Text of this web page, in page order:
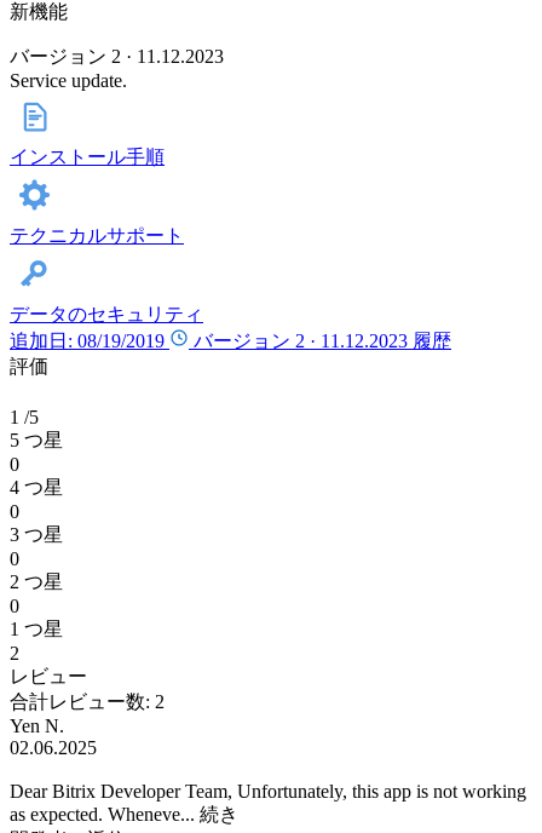
新機能
バージョン 2 · 11.12.2023
Service update.
インストール手順
テクニカルサポート
データのセキュリティ
追加日: 08/19/2019
バージョン 2 · 11.12.2023 履歴
評価
1 /5
5 つ星
0
4 つ星
0
3 つ星
0
2 つ星
0
1 つ星
2
レビュー
合計レビュー数: 2
Yen N.
02.06.2025
Dear Bitrix Developer Team, Unfortunately, this app is not working
as expected. Wheneve... 続き